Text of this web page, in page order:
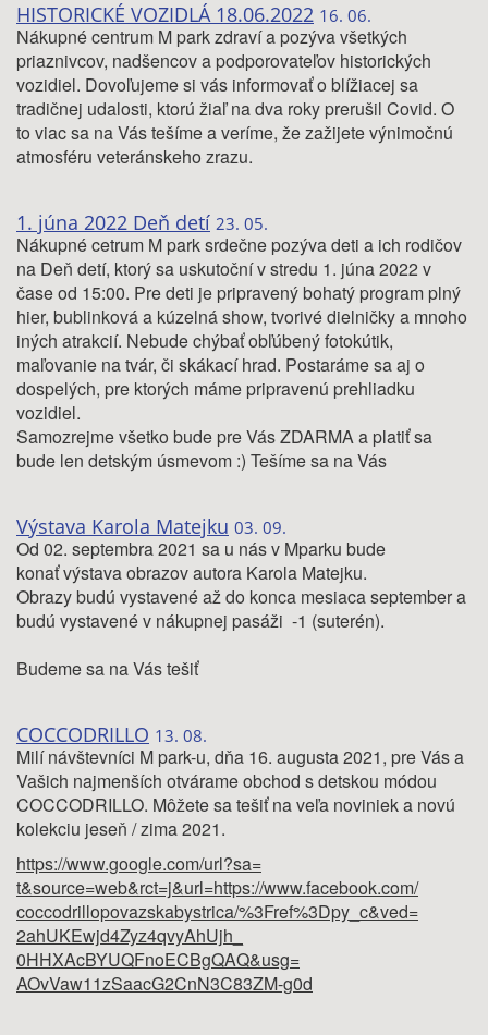
HISTORICKÉ VOZIDLÁ 18.06.2022 16. 06.
Nákupné centrum M park zdraví a pozýva všetkých
priaznivcov, nadšencov a podporovateľov historických
vozidiel. Dovoľujeme si vás informovať o blížiacej sa
tradičnej udalosti, ktorú žiaľ na dva roky prerušil Covid. O
to viac sa na Vás tešíme a veríme, že zažijete výnimočnú
atmosféru veteránskeho zrazu.
1. júna 2022 Deň detí 23. 05.
Nákupné cetrum M park srdečne pozýva deti a ich rodičov
na Deň detí, ktorý sa uskutoční v stredu 1. júna 2022 v
čase od 15:00. Pre deti je pripravený bohatý program plný
hier, bublinková a kúzelná show, tvorivé dielničky a mnoho
iných atrakcií. Nebude chýbať obľúbený fotokútik,
maľovanie na tvár, či skákací hrad. Postaráme sa aj o
dospelých, pre ktorých máme pripravenú prehliadku
vozidiel.
Samozrejme všetko bude pre Vás ZDARMA a platiť sa
bude len detským úsmevom :) Tešíme sa na Vás
Výstava Karola Matejku 03. 09.
Od 02. septembra 2021 sa u nás v Mparku bude
konať výstava obrazov autora Karola Matejku.
Obrazy budú vystavené až do konca mesiaca september a
budú vystavené v nákupnej pasáži -1 (suterén).
Budeme sa na Vás tešiť
COCCODRILLO 13. 08.
Milí návštevníci M park-u, dňa 16. augusta 2021, pre Vás a
Vašich najmenších otvárame obchod s detskou módou
COCCODRILLO. Môžete sa tešiť na veľa noviniek a novú
kolekciu jeseň / zima 2021.
https://www.google.com/url?sa=
t&source=web&rct=j&url=https://www.facebook.com/
coccodrillopovazskabystrica/%3Fref%3Dpy_c&ved=
2ahUKEwjd4Zyz4qvyAhUjh_
0HHXAcBYUQFnoECBgQAQ&usg=
AOvVaw11zSaacG2CnN3C83ZM-g0d